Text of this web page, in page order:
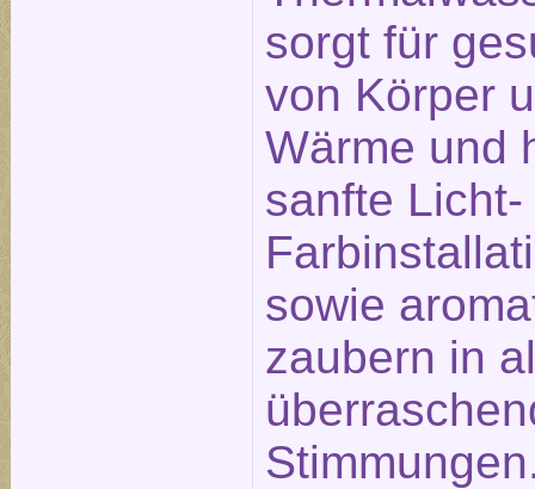
sorgt für
von Körper
Wärme und
sanfte Licht-
sowie
zaubern in